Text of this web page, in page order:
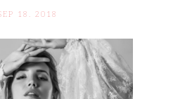
18. 2018